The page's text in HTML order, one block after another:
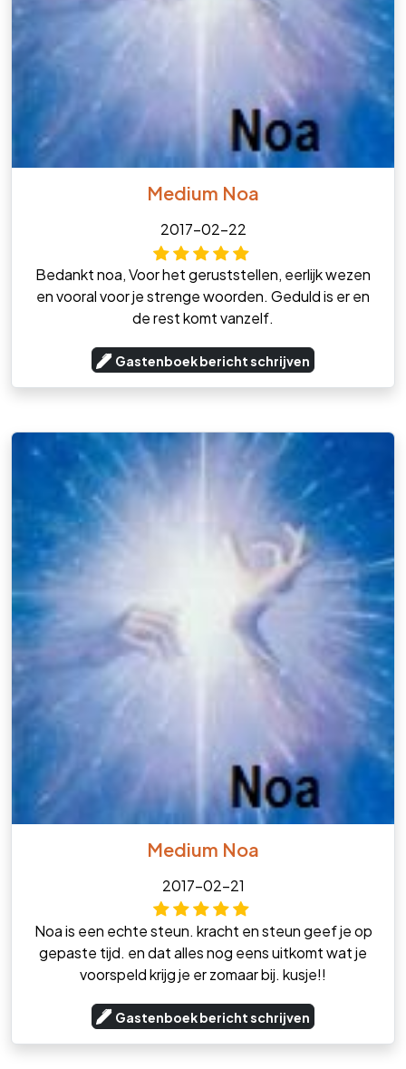
Medium Noa
2017-02-22
Bedankt noa, Voor het geruststellen, eerlijk wezen
en vooral voor je strenge woorden. Geduld is er en
de rest komt vanzelf.
Gastenboek bericht schrijven
Medium Noa
2017-02-21
Noa is een echte steun. kracht en steun geef je op
gepaste tijd. en dat alles nog eens uitkomt wat je
voorspeld krijg je er zomaar bij. kusje!!
Gastenboek bericht schrijven